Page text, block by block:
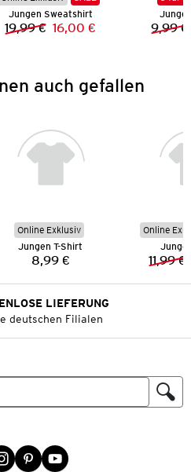
Jungen Sweatshirt
Vorheriger Preis:
19,99 € Neuer Preis:
16,00 € 9,99 €
auch gefallen
Online Exklusiv
Jungen T-Shirt
Preis:
8,99 €
Online
11,99 €
LIEFERUNG
deutschen Filialen